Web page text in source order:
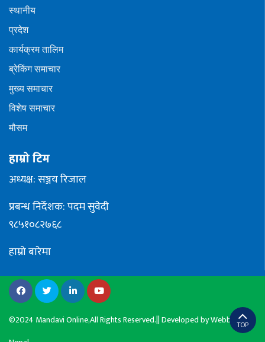
स्थानीय
प्रदेश
कार्यक्रम तालिम
ब्रेकिंग समाचार
मुख्य समाचार
विशेष समाचार
मौसम
हाम्रो टिम
अध्यक्ष: सञ्जय रिजाल
प्रबन्ध निर्देशक: पदम सुवेदी
९८५१०८२७६८
हाम्रो बारेमा
©2024 Mandavi Online,All Rights Reserved.|| Developed byWebbankTOP